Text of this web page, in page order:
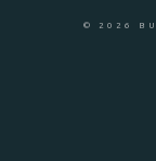
© 2026